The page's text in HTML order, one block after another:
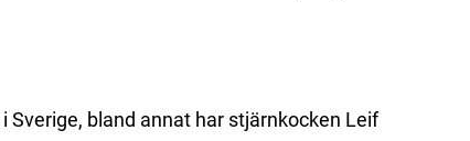
Sverige, bland annat har stjärnkocken Leif